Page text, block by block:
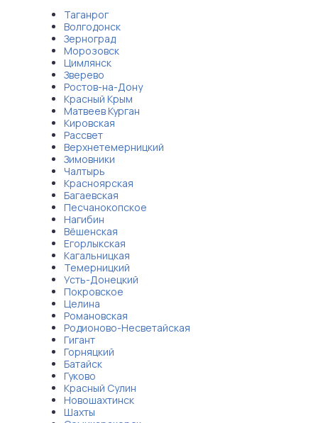
Таганрог
Волгодонск
Зерноград
Морозовск
Цимлянск
Зверево
Ростов-на-Дону
Красный Крым
Матвеев Курган
Кировская
Рассвет
Верхнетемерницкий
Зимовники
Чалтырь
Красноярская
Багаевская
Песчанокопское
Нагибин
Вёшенская
Егорлыкская
Кагальницкая
Темерницкий
Усть-Донецкий
Покровское
Целина
Романовская
Родионово-Несветайская
Гигант
Горняцкий
Батайск
Гуково
Красный Сулин
Новошахтинск
Шахты